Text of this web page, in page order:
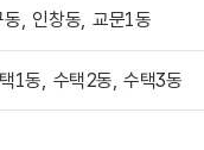
, 인창동, 교문1동
1동, 수택2동, 수택3동